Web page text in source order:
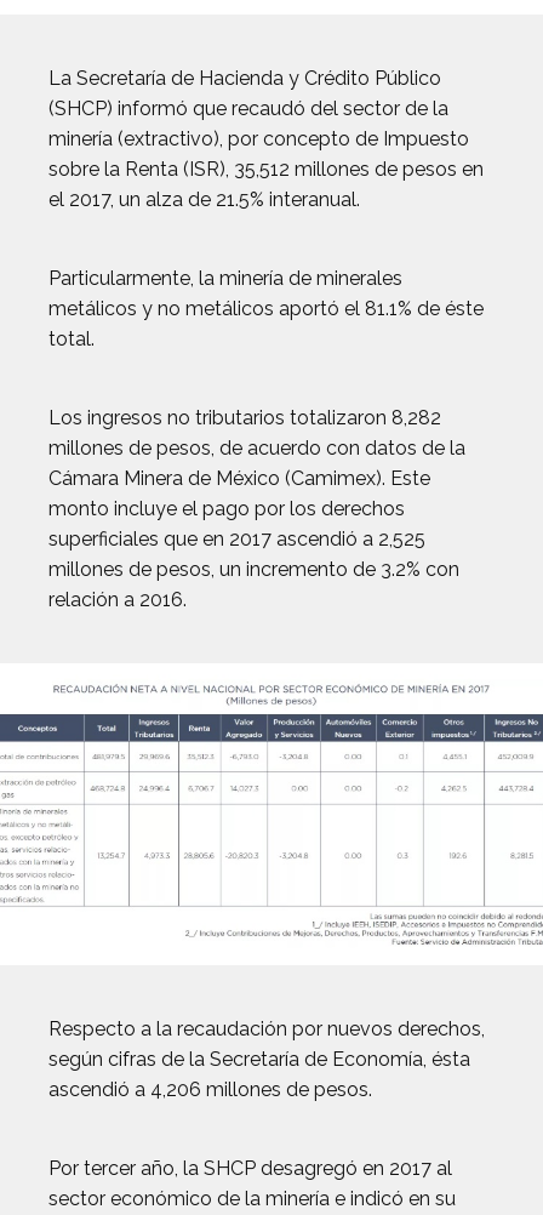
La Secretaría de Hacienda y Crédito Público
(SHCP) informó que recaudó del sector de la
minería (extractivo), por concepto de Impuesto
sobre la Renta (ISR), 35,512 millones de pesos en
el 2017, un alza de 21.5% interanual.
Particularmente, la minería de minerales
metálicos y no metálicos aportó el 81.1% de éste
total.
Los ingresos no tributarios totalizaron 8,282
millones de pesos, de acuerdo con datos de la
Cámara Minera de México (Camimex). Este
monto incluye el pago por los derechos
superficiales que en 2017 ascendió a 2,525
millones de pesos, un incremento de 3.2% con
relación a 2016.
Respecto a la recaudación por nuevos derechos,
según cifras de la Secretaría de Economía, ésta
ascendió a 4,206 millones de pesos.
Por tercer año, la SHCP desagregó en 2017 al
sector económico de la minería e indicó en su